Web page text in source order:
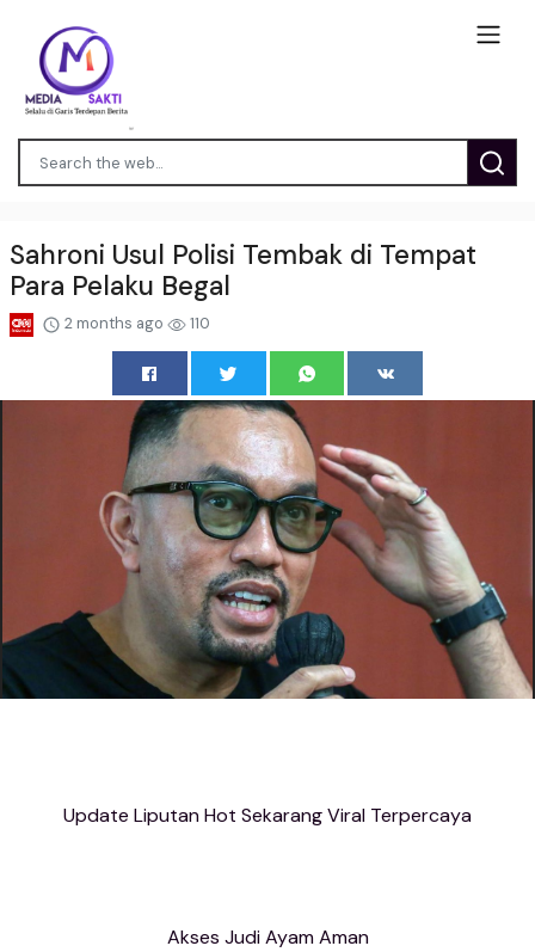
Sahroni Usul Polisi Tembak di Tempat
Para Pelaku Begal
2 months ago 110
Update Liputan Hot Sekarang Viral Terpercaya
Akses Judi Ayam Aman